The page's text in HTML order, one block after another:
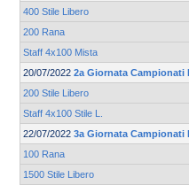
400 Stile Libero
200 Rana
Staff 4x100 Mista
20/07/2022 2a Giornata
200 Stile Libero
Staff 4x100 Stile L.
22/07/2022 3a Giornata
100 Rana
1500 Stile Libero